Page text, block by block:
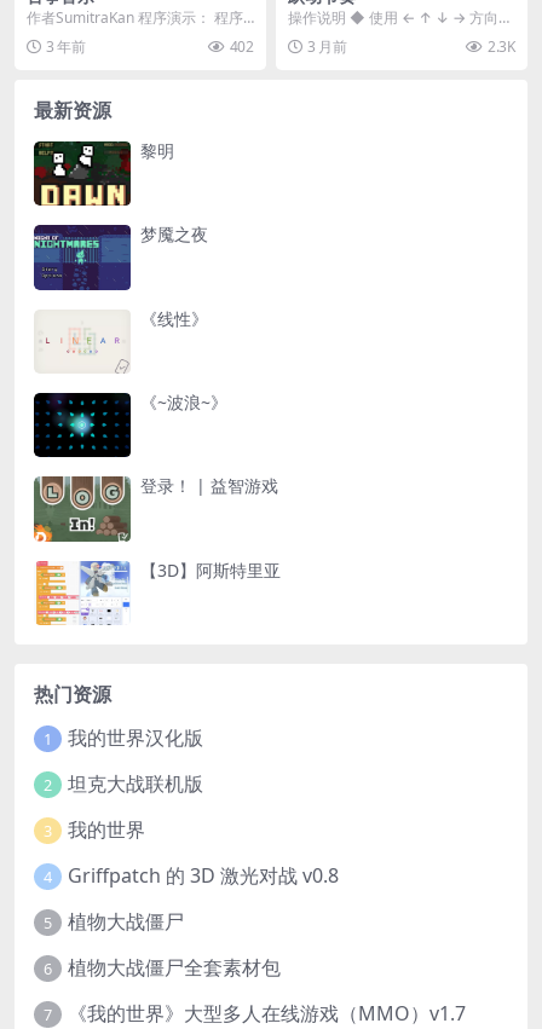
作者SumitraKan 程序演示： 程序
说明： 《古筝音乐》是一个使用Sc
ra...3 年前 402
操作说明 ◆ 使用 ← ↑ ↓ → 方向键
移动 ◆ 躲避红色光脉冲，随着难度
逐渐...3 月前 2.3K
最新资源
黎明
梦魇之夜
《线性》
《~波浪~》
登录！ | 益智游戏
【3D】阿斯特里亚
热门资源
1 我的世界汉化版
2 坦克大战联机版
3 我的世界
4 Griffpatch 的 3D 激光对战 v0.8
5 植物大战僵尸
6 植物大战僵尸全套素材包
7 《我的世界》大型多人在线游戏（MMO）v1.7